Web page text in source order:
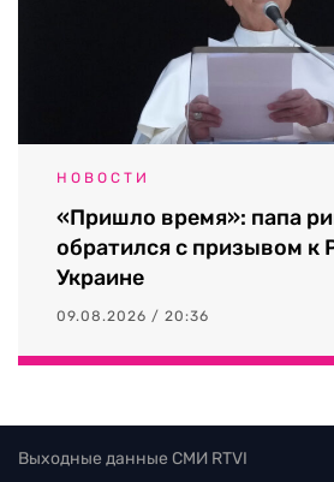
НОВОСТИ
«Пришло время»: папа
обратился с призывом к
Украине
09.08.2026 / 20:36
Выходные данные СМИ RTVI